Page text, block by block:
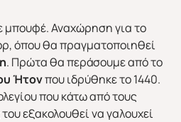
Χειμώνας 2026/2027
μπουφέ. Αναχώρηση για το
όπου θα πραγματοποιηθεί
. Πρώτα θα περάσουμε από το
Ήτονπου ιδρύθηκε το 1440.
που κάτω από τους
εξακολουθεί να γαλουχεί